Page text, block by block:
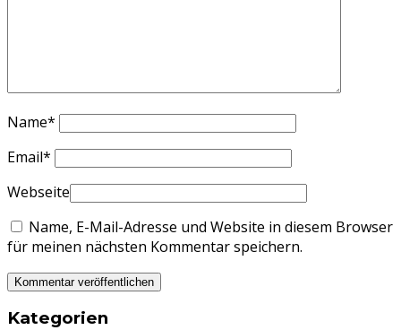
Name*
Email*
Webseite
Name, E-Mail-Adresse und Website in diesem Browser
für meinen nächsten Kommentar speichern.
Kategorien